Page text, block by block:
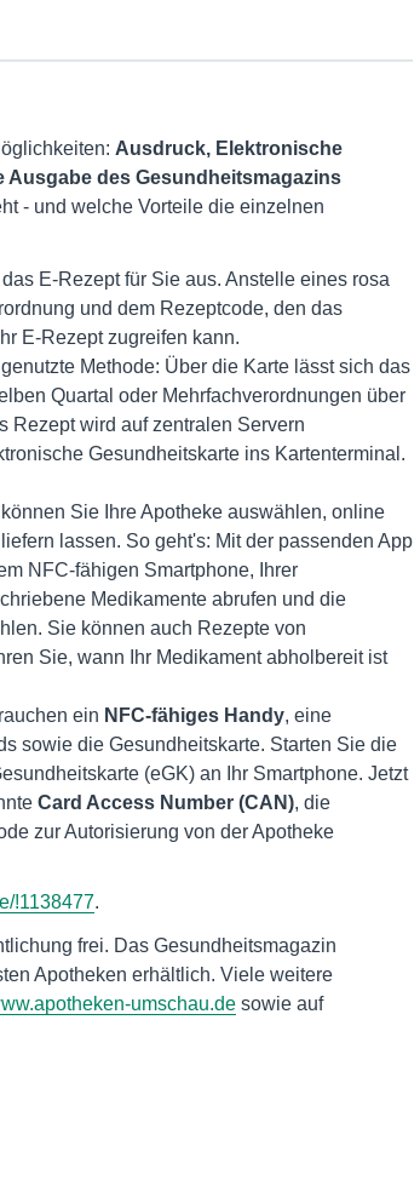
Ausdruck, Elektronische
Ausgabe des Gesundheitsmagazins
- und welche Vorteile die einzelnen
E-Rezept für Sie aus. Anstelle eines rosa
und dem Rezeptcode, den das
E-Rezept zugreifen kann.
Methode: Über die Karte lässt sich das
Quartal oder Mehrfachverordnungen über
Rezept wird auf zentralen Servern
Gesundheitskarte ins Kartenterminal.
Sie Ihre Apotheke auswählen, online
lassen. So geht's: Mit der passenden App
NFC-fähigen Smartphone, Ihrer
Medikamente abrufen und die
Sie können auch Rezepte von
Sie, wann Ihr Medikament abholbereit ist
ein NFC-fähiges Handy, eine
sowie die Gesundheitskarte. Starten Sie die
(eGK) an Ihr Smartphone. Jetzt
Card Access Number (CAN), die
zur Autorisierung von der Apotheke
!1138477.
frei. Das Gesundheitsmagazin
Apotheken erhältlich. Viele weitere
umschau.de sowie auf